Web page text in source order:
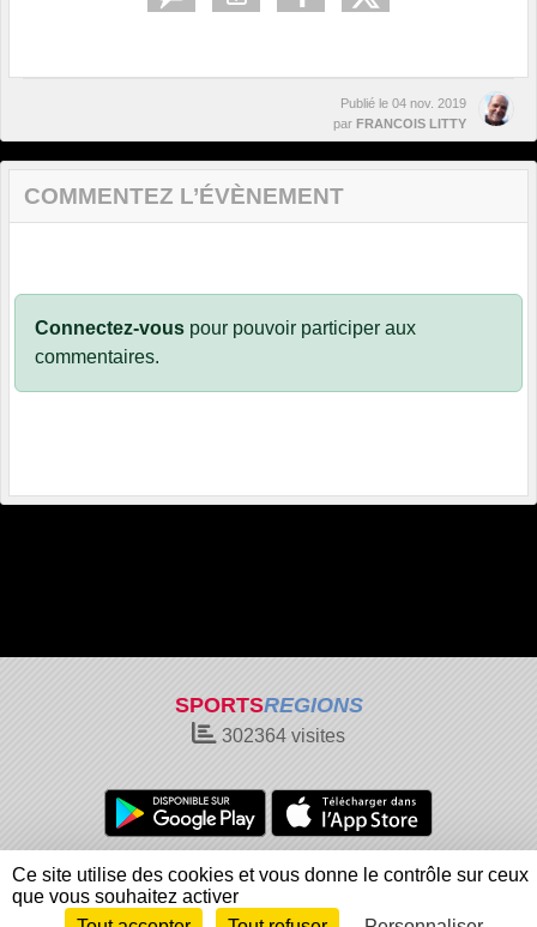
Publié le 04 nov. 2019
par FRANCOIS LITTY
COMMENTEZ L’ÉVÈNEMENT
Connectez-vous pour pouvoir participer aux
commentaires.
SPORTSREGIONS
302364 visites
Charte cookies
Gestion des cookies
Informations légales
Signaler un contenu inapproprié
Ce site utilise des cookies et vous donne le contrôle sur ceux
que vous souhaitez activer